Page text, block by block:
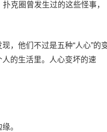
克圈曾发生过的这些怪事，
，他们不过是五种“人心”的
的生活里。人心变坏的速
。